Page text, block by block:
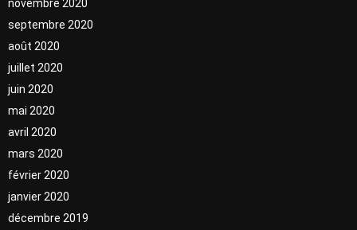
novembre 2020
septembre 2020
août 2020
juillet 2020
juin 2020
mai 2020
avril 2020
mars 2020
février 2020
janvier 2020
décembre 2019